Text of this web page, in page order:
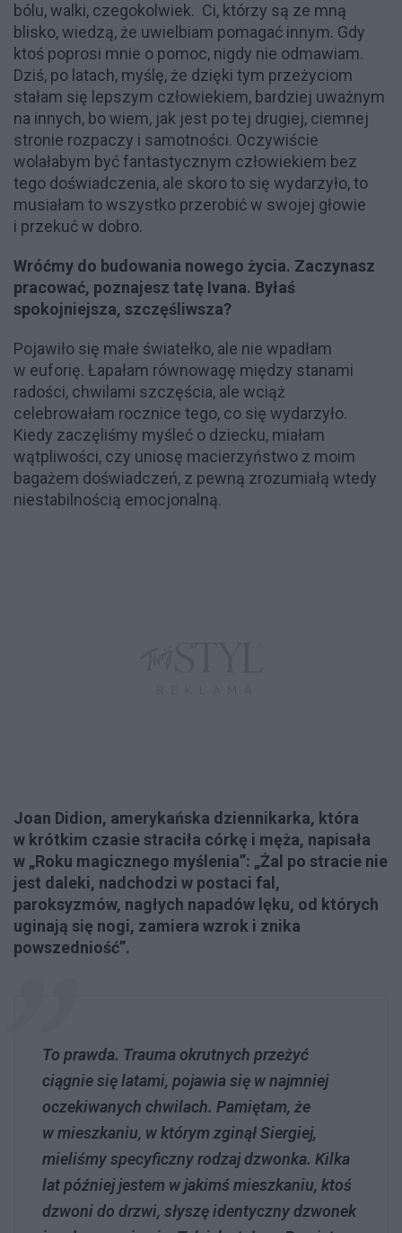
bólu, walki, czegokolwiek. Ci, którzy są ze mną
blisko, wiedzą, że uwielbiam pomagać innym. Gdy
ktoś poprosi mnie o pomoc, nigdy nie odmawiam.
Dziś, po latach, myślę, że dzięki tym przeżyciom
stałam się lepszym człowiekiem, bardziej uważnym
na innych, bo wiem, jak jest po tej drugiej, ciemnej
stronie rozpaczy i samotności. Oczywiście
wolałabym być fantastycznym człowiekiem bez
tego doświadczenia, ale skoro to się wydarzyło, to
musiałam to wszystko przerobić w swojej głowie
i przekuć w dobro.
Wróćmy do budowania nowego życia. Zaczynasz
pracować, poznajesz tatę Ivana. Byłaś
spokojniejsza, szczęśliwsza?
Pojawiło się małe światełko, ale nie wpadłam
w euforię. Łapałam równowagę między stanami
radości, chwilami szczęścia, ale wciąż
celebrowałam rocznice tego, co się wydarzyło.
Kiedy zaczęliśmy myśleć o dziecku, miałam
wątpliwości, czy uniosę macierzyństwo z moim
bagażem doświadczeń, z pewną zrozumiałą wtedy
niestabilnością emocjonalną.
Joan Didion, amerykańska dziennikarka, która
w krótkim czasie straciła córkę i męża, napisała
w „Roku magicznego myślenia”: „Żal po stracie nie
jest daleki, nadchodzi w postaci fal,
paroksyzmów, nagłych napadów lęku, od których
uginają się nogi, zamiera wzrok i znika
powszedniość”.
To prawda. Trauma okrutnych przeżyć
ciągnie się latami, pojawia się w najmniej
oczekiwanych chwilach. Pamiętam, że
w mieszkaniu, w którym zginął Siergiej,
mieliśmy specyficzny rodzaj dzwonka. Kilka
lat później jestem w jakimś mieszkaniu, ktoś
dzwoni do drzwi, słyszę identyczny dzwonek